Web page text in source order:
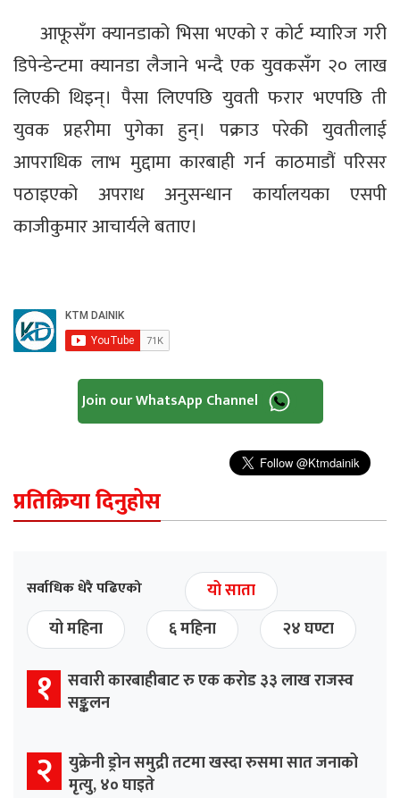
आफूसँग क्यानडाको भिसा भएको र कोर्ट म्यारिज गरी
डिपेन्डेन्टमा क्यानडा लैजाने भन्दै एक युवकसँग २० लाख
लिएकी थिइन्। पैसा लिएपछि युवती फरार भएपछि ती
युवक प्रहरीमा पुगेका हुन्। पक्राउ परेकी युवतीलाई
आपराधिक लाभ मुद्दामा कारबाही गर्न काठमाडौं परिसर
पठाइएको अपराध अनुसन्धान कार्यालयका एसपी
काजीकुमार आचार्यले बताए।
Join our WhatsApp Channel
प्रतिक्रिया दिनुहोस
सर्वाधिक धेरै पढिएको
यो साता
यो महिना
६ महिना २४ घण्टा
१ सवारी कारबाहीबाट रु एक करोड ३३ लाख राजस्व
सङ्कलन
२ युक्रेनी ड्रोन समुद्री तटमा खस्दा रुसमा सात जनाको
मृत्यु, ४० घाइते